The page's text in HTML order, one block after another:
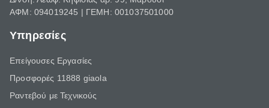
ΑΦΜ: 094019245 | ΓΕΜΗ: 001037501000
Υπηρεσίες
Επείγουσες Εργασίες
Προσφορές 11888 giaola
Ραντεβού με Τεχνικούς